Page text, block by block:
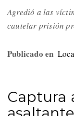
Agredió a las
cautelar prisión
Publicado en
Captura